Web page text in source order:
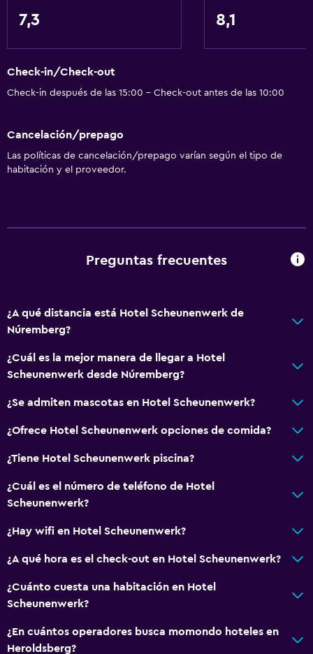
7,3 8,1
Check-in/Check-out
Check-in después de las 15:00 - Check-out antes de las 10:00
Cancelación/prepago
Las políticas de cancelación/prepago varían según el tipo de
habitación y el proveedor.
Preguntas frecuentes
¿A qué distancia está Hotel Scheunenwerk de
Núremberg?
¿Cuál es la mejor manera de llegar a Hotel
Scheunenwerk desde Núremberg?
¿Se admiten mascotas en Hotel Scheunenwerk?
¿Ofrece Hotel Scheunenwerk opciones de comida?
¿Tiene Hotel Scheunenwerk piscina?
¿Cuál es el número de teléfono de Hotel
Scheunenwerk?
¿Hay wifi en Hotel Scheunenwerk?
¿A qué hora es el check-out en Hotel Scheunenwerk?
¿Cuánto cuesta una habitación en Hotel
Scheunenwerk?
¿En cuántos operadores busca momondo hoteles en
Heroldsberg?